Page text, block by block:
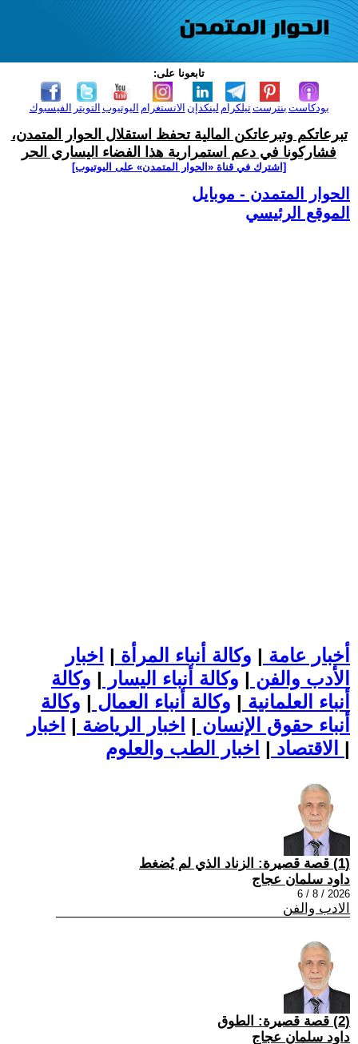
تابعونا على:
الفيسبوك التويتر اليوتيوب الانستغرام لينكدإن تيلكرامبنترست بودكاست
تبرعاتكم وتبرعاتكن المالية تحفظ استقلال الحوار المتمدن،
فشاركونا في دعم استمرارية هذا الفضاء اليساري الحر
[اشترك في قناة ‫«الحوار المتمدن» على اليوتيوب]
الحوار المتمدن - موبايل
الموقع الرئيسي
أخبار عامة | وكالة أنباء المرأة | اخبار
الأدب والفن | وكالة أنباء اليسار | وكالة
أنباء العلمانية | وكالة أنباء العمال | وكالة
أنباء حقوق الإنسان | اخبار الرياضة | اخبار
الاقتصاد | |
(1) قصة قصيرة: الزناد الذي لم يُضغط
داود سلمان عجاج
2026 / 8 / 6
الادب والفن
(2) قصة قصيرة: الطوق
داود سلمان عجاج